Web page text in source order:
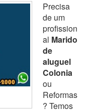
Precisa
de um
profission
al Marido
de
aluguel
Colonia
ou
Reformas
? Temos